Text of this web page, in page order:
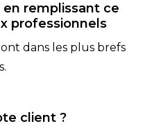
remplissant ce
professionnels
dans les plus brefs
client ?